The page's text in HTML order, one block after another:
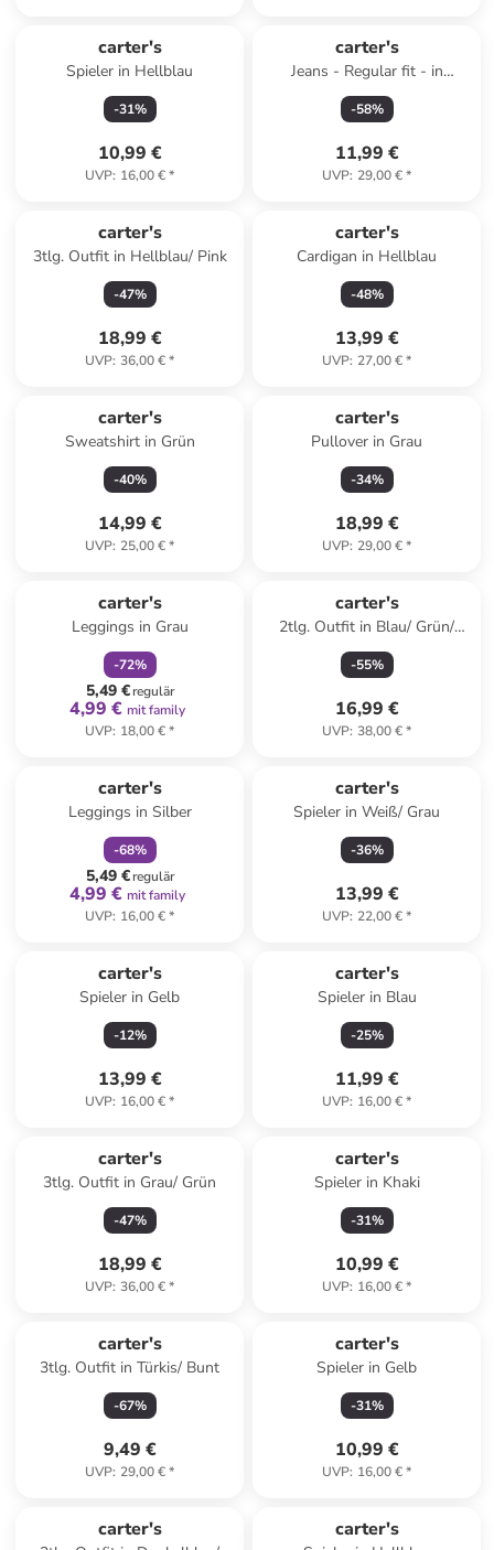
carter's
Spieler in Hellblau
-31%
10,99 €
UVP: 16,00 €*
carter's
Jeans - Regular fit - in
Anthrazit
-58%
11,99 €
UVP: 29,00 €*
carter's
3tlg. Outfit in Hellblau/ Pink
-47%
18,99 €
UVP: 36,00 €*
carter's
Cardigan in Hellblau
-48%
13,99 €
UVP: 27,00 €*
carter's
Sweatshirt in Grün
-40%
14,99 €
UVP: 25,00 €*
carter's
Pullover in Grau
-34%
18,99 €
UVP: 29,00 €*
carter's
Leggings in Grau
-72%
5,49 €regulär
4,99 € mit family
UVP: 18,00 €*
carter's
2tlg. Outfit in Blau/ Grün/
Creme
-55%
16,99 €
UVP: 38,00 €*
carter's
Leggings in Silber
-68%
5,49 €regulär
4,99 € mit family
UVP: 16,00 €*
carter's
Spieler in Weiß/ Grau
-36%
13,99 €
UVP: 22,00 €*
carter's
Spieler in Gelb
-12%
13,99 €
UVP: 16,00 €*
carter's
Spieler in Blau
-25%
11,99 €
UVP: 16,00 €*
carter's
3tlg. Outfit in Grau/ Grün
-47%
18,99 €
UVP: 36,00 €*
carter's
Spieler in Khaki
-31%
10,99 €
UVP: 16,00 €*
carter's
3tlg. Outfit in Türkis/ Bunt
-67%
9,49 €
UVP: 29,00 €*
carter's
Spieler in Gelb
-31%
10,99 €
UVP: 16,00 €*
carter's carter's